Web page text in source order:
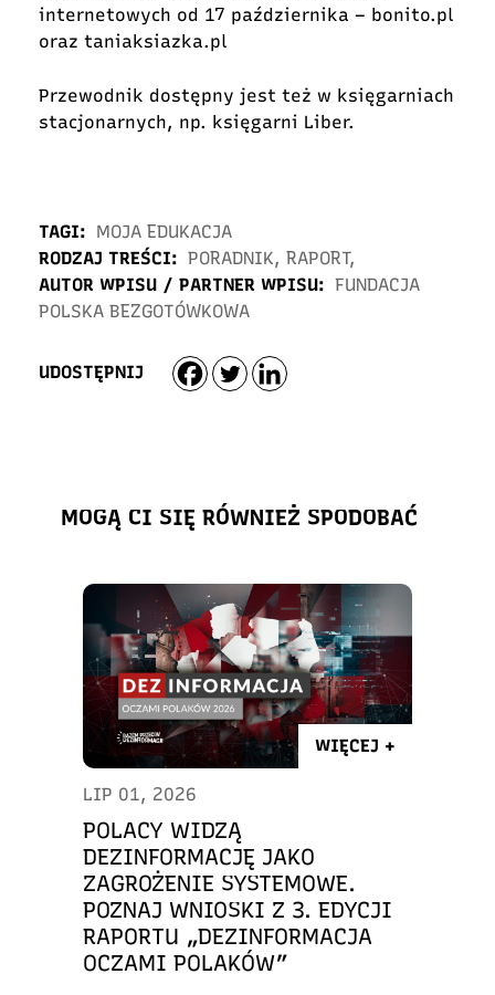
internetowych od 17 października – bonito.pl
oraz taniaksiazka.pl
Przewodnik dostępny jest też w księgarniach
stacjonarnych, np. księgarni Liber.
TAGI: MOJA EDUKACJA
RODZAJ TREŚCI: PORADNIK, RAPORT,
AUTOR WPISU / PARTNER WPISU: FUNDACJA
POLSKA BEZGOTÓWKOWA
UDOSTĘPNIJ
MOGĄ CI SIĘ RÓWNIEŻ SPODOBAĆ
WIĘCEJ +
LIP 01, 2026
POLACY WIDZĄ
DEZINFORMACJĘ JAKO
ZAGROŻENIE SYSTEMOWE.
POZNAJ WNIOSKI Z 3. EDYCJI
RAPORTU „DEZINFORMACJA
OCZAMI POLAKÓW”